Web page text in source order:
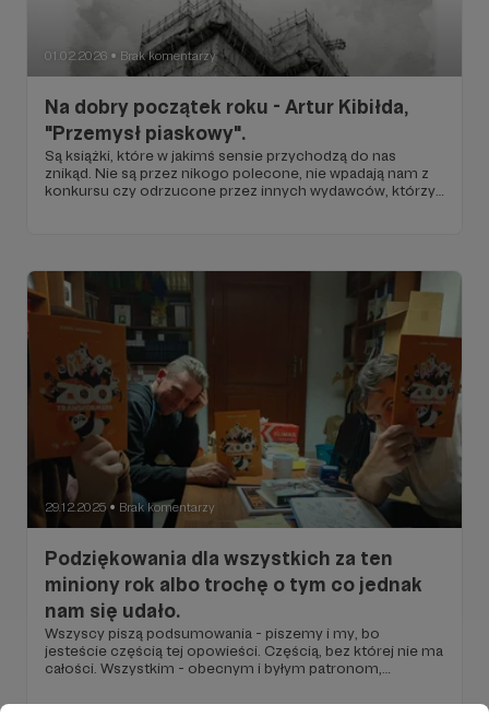
01.02.2026 ● Brak komentarzy
Na dobry początek roku - Artur Kibiłda,
"Przemysł piaskowy".
Są książki, które w jakimś sensie przychodzą do nas
znikąd. Nie są przez nikogo polecone, nie wpadają nam z
konkursu czy odrzucone przez innych wydawców, którzy
29.12.2025 ● Brak komentarzy
Podziękowania dla wszystkich za ten
miniony rok albo trochę o tym co jednak
nam się udało.
Wszyscy piszą podsumowania - piszemy i my, bo
jesteście częścią tej opowieści. Częścią, bez której nie ma
całości. Wszystkim - obecnym i byłym patronom,
serdecznie podziękować.